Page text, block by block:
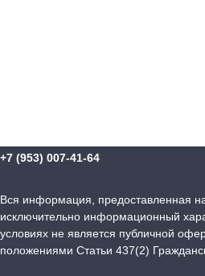
+7 (953) 007-41-64
Вся информация, предоставленная
исключительно информационный
условиях не является публичной
положениями Статьи 437(2)